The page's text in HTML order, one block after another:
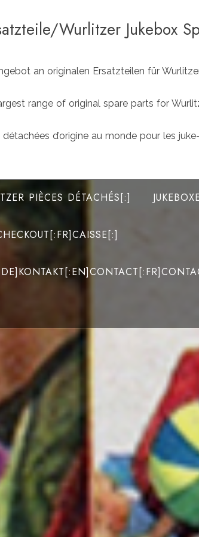
Wurlitzer Jukebox
an originalen Ersatzteilen für
range of original spare parts for
d’origine au monde pour les
PIÈCES DÉTACHÉS[:]